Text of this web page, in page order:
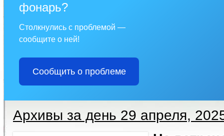
фонарь?
Столкнулись с проблемой —
сообщите о ней!
Сообщить о проблеме
Архивы за день 29 апреля,